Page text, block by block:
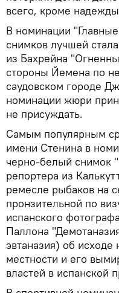
всего, кроме
В номинации
снимков лучшей
из Бахрейна
стороны Йемена по
саудовском городе
номинации жюри
не присуждать.
Самым популярным
имени Стенина в
черно-белый снимок
репортера из
ремесле рыбаков на
пронзительной по
испанского
Паллона
эвтаназия) об исходе
местности и его
властей в испанской